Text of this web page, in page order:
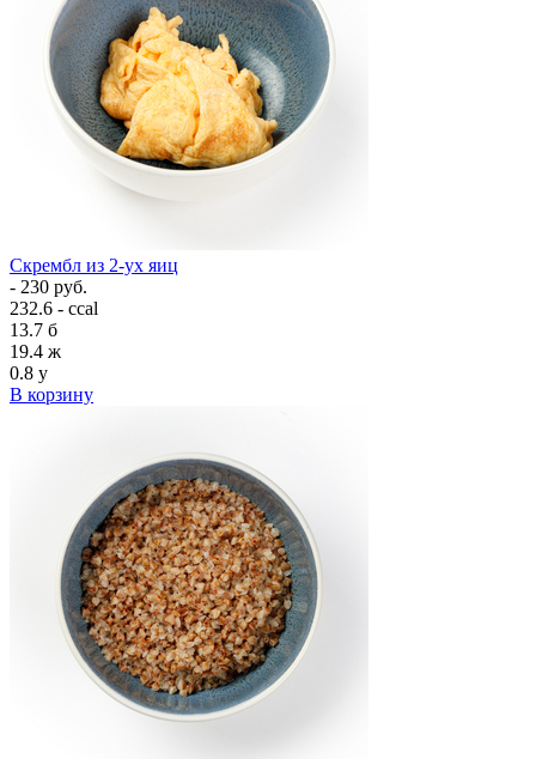
Скрембл из 2-ух яиц
- 230 руб.
232.6 - ccal
13.7 б
19.4 ж
0.8 у
В корзину